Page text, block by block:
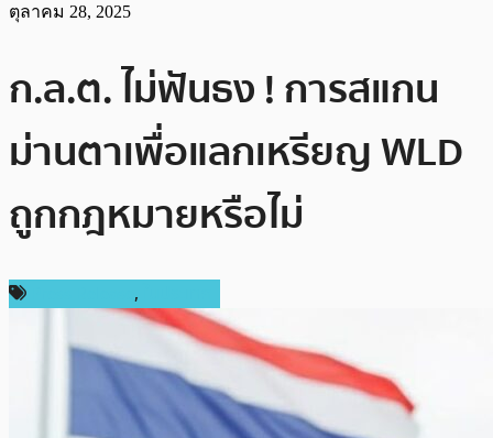
ตุลาคม 28, 2025
ก.ล.ต. ไม่ฟันธง ! การสแกน
ม่านตาเพื่อแลกเหรียญ WLD
ถูกกฎหมายหรือไม่
,